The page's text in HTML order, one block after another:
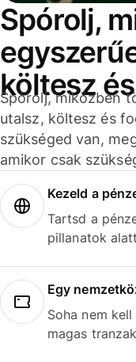
Spórolj,
költesz
Spórolj, miközben
utalsz, költesz és
szükséged van,
amikor csak
Kezeld a
Tartsd a
pillanatok
Egy
Soha nem
magas